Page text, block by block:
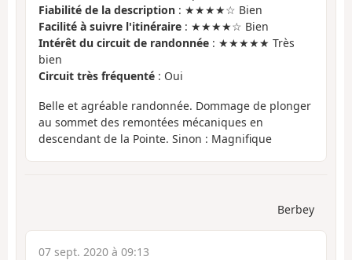
Fiabilité de la description : ★★★★☆ Bien
Facilité à suivre l'itinéraire : ★★★★☆ Bien
Intérêt du circuit de randonnée : ★★★★★ Très
bien
Circuit très fréquenté : Oui
Belle et agréable randonnée. Dommage de plonger
au sommet des remontées mécaniques en
descendant de la Pointe. Sinon : Magnifique
Berbey
07 sept. 2020 à 09:13